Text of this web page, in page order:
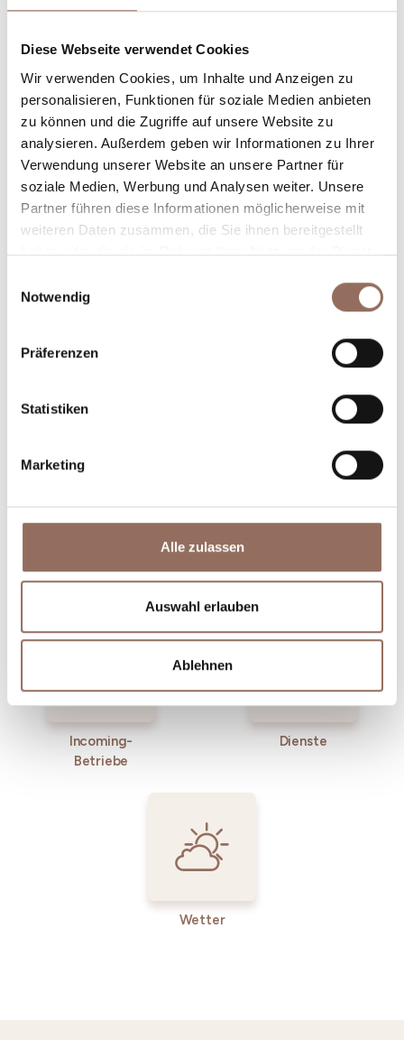
Diese Webseite verwendet Cookies
Wir verwenden Cookies, um Inhalte und Anzeigen zu
personalisieren, Funktionen für soziale Medien anbieten
zu können und die Zugriffe auf unsere Website zu
analysieren. Außerdem geben wir Informationen zu Ihrer
Verwendung unserer Website an unsere Partner für
soziale Medien, Werbung und Analysen weiter. Unsere
Partner führen diese Informationen möglicherweise mit
weiteren Daten zusammen, die Sie ihnen bereitgestellt
haben oder die sie im Rahmen Ihrer Nutzung der Dienste
Notwendig
Präferenzen
Statistiken
Marketing
Alle zulassen
Auswahl erlauben
Ablehnen
Rooms number:3
Anzahl Badezimmer:3
Beds number:6
Winkel des Langhe Monferrato Roero unternehmen
Trinken
Incoming-
Betriebe
Dienste
Wetter